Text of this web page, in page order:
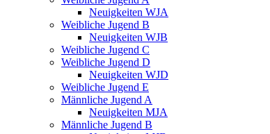
Neuigkeiten WJA
Weibliche Jugend B
Neuigkeiten WJB
Weibliche Jugend C
Weibliche Jugend D
Neuigkeiten WJD
Weibliche Jugend E
Männliche Jugend A
Neuigkeiten MJA
Männliche Jugend B